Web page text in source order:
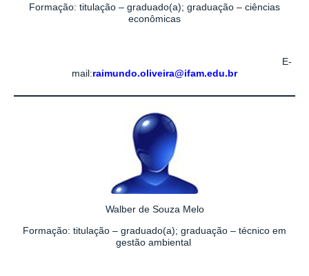
Formação: titulação – graduado(a); graduação – ciências
econômicas
E-
mail:raimundo.oliveira@ifam.edu.br
Walber de Souza Melo
Formação: titulação – graduado(a); graduação – técnico em
gestão ambiental